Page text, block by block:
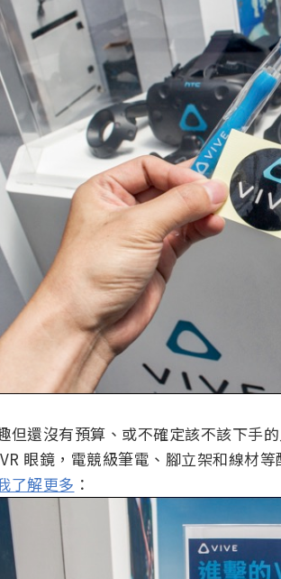
但還沒有預算、或不確定該不該下手
眼鏡，電競級筆電、腳立架和線材
了解更多 ：